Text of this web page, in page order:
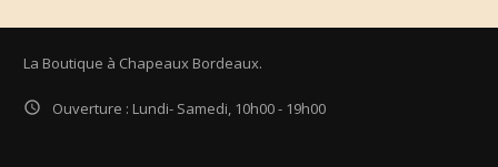
La Boutique à Chapeaux Bordeaux.
 Ouverture : Lundi- Samedi, 10h00 - 19h00